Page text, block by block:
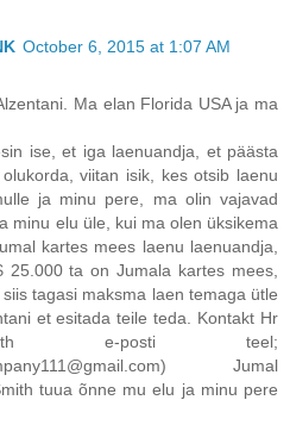
October 6, 2015 at 1:07 AM
Ma elan Florida USA ja ma
ise, et iga laenuandja, et päästa
viitan isik, kes otsib laenu
ja minu pere, ma olin vajavad
minu elu üle, kui ma olen üksikema
kartes mees laenu laenuandja,
25.000 ta on Jumala kartes mees,
tagasi maksma laen temaga ütle
et esitada teile teda. Kontakt Hr
e-posti teel;
Jumal
tuua õnne mu elu ja minu pere